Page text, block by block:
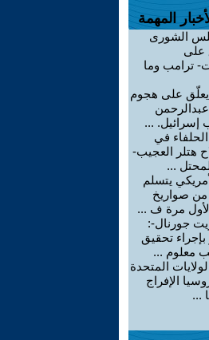
المهمة
الشورى
على
ترامب وما
على هجوم
إسرائيل. ...
في
هتلر العجيب-
...
يتسلم
من صواريخ
مرة ف ...
جورنال-:
تحقيق
معلوم ...
المتحدة
الإفراج
...